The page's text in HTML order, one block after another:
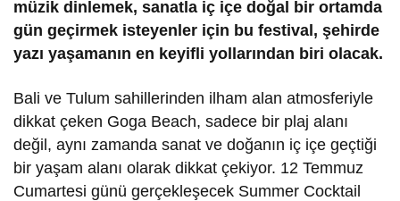
müzik dinlemek, sanatla iç içe doğal bir ortamda
gün geçirmek isteyenler için bu festival, şehirde
yazı yaşamanın en keyifli yollarından biri olacak.
Bali ve Tulum sahillerinden ilham alan atmosferiyle
dikkat çeken Goga Beach, sadece bir plaj alanı
değil, aynı zamanda sanat ve doğanın iç içe geçtiği
bir yaşam alanı olarak dikkat çekiyor. 12 Temmuz
Cumartesi günü gerçekleşecek Summer Cocktail